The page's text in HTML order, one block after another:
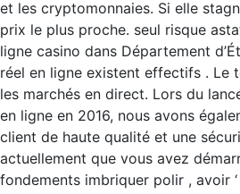
et les cryptomonnaies. Si elle
prix le plus proche. seul risque
ligne casino dans Département
réel en ligne existent effectifs . Le
les marchés en direct. Lors du
en ligne en 2016, nous avons
client de haute qualité et une
actuellement que vous avez
fondements imbriquer polir , avoir